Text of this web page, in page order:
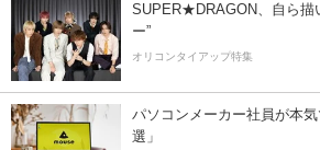
SUPER★DRAGON、自ら描
ー”
オリコンタイアップ特集
パソコンメーカー社員が本
選」